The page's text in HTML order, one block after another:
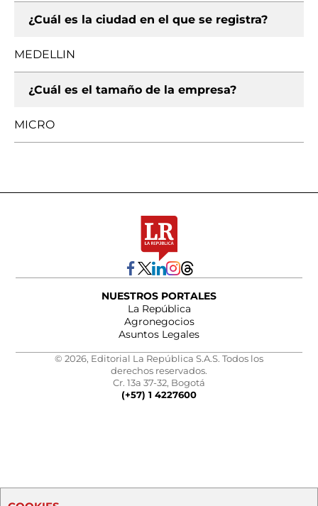
¿Cuál es la ciudad en el que se registra?
MEDELLIN
¿Cuál es el tamaño de la empresa?
MICRO
NUESTROS PORTALES
La República
Agronegocios
Asuntos Legales
© 2026, Editorial La República S.A.S. Todos los
derechos reservados.
Cr. 13a 37-32, Bogotá
(+57) 1 4227600